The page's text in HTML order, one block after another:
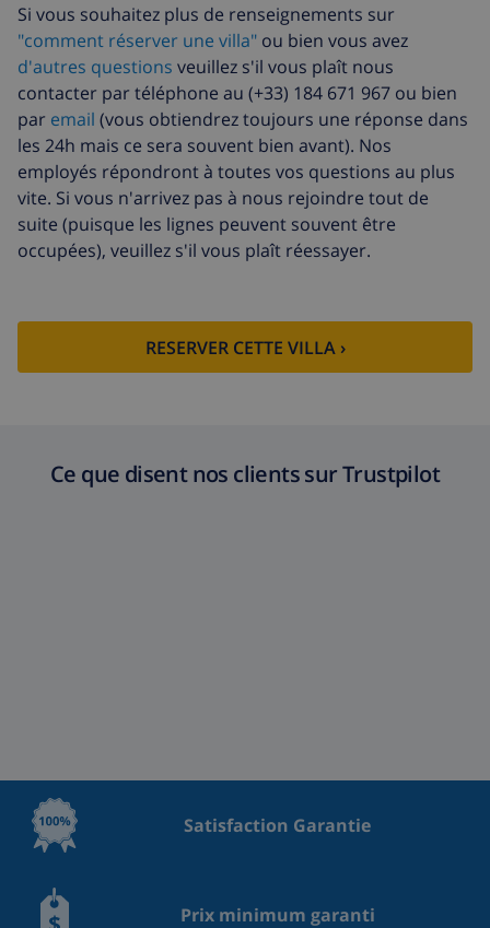
Si vous souhaitez plus de renseignements sur
"comment réserver une villa" ou bien vous avez
d'autres questions veuillez s'il vous plaît nous
contacter par téléphone au (+33) 184 671 967 ou bien
par email (vous obtiendrez toujours une réponse dans
les 24h mais ce sera souvent bien avant). Nos
employés répondront à toutes vos questions au plus
vite. Si vous n'arrivez pas à nous rejoindre tout de
suite (puisque les lignes peuvent souvent être
occupées), veuillez s'il vous plaît réessayer.
RESERVER CETTE VILLA ›
Ce que disent nos clients sur Trustpilot
Satisfaction Garantie
Prix minimum garanti